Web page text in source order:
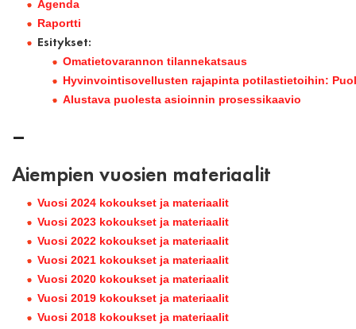
Agenda
Raportti
Esitykset:
Omatietovarannon tilannekatsaus
Hyvinvointisovellusten rajapinta potilastietoihin:
Alustava puolesta asioinnin prosessikaavio
–
Aiempien vuosien materiaalit
Vuosi 2024 kokoukset ja materiaalit
Vuosi 2023 kokoukset ja materiaalit
Vuosi 2022 kokoukset ja materiaalit
Vuosi 2021 kokoukset ja materiaalit
Vuosi 2020 kokoukset ja materiaalit
Vuosi 2019 kokoukset ja materiaalit
Vuosi 2018 kokoukset ja materiaalit